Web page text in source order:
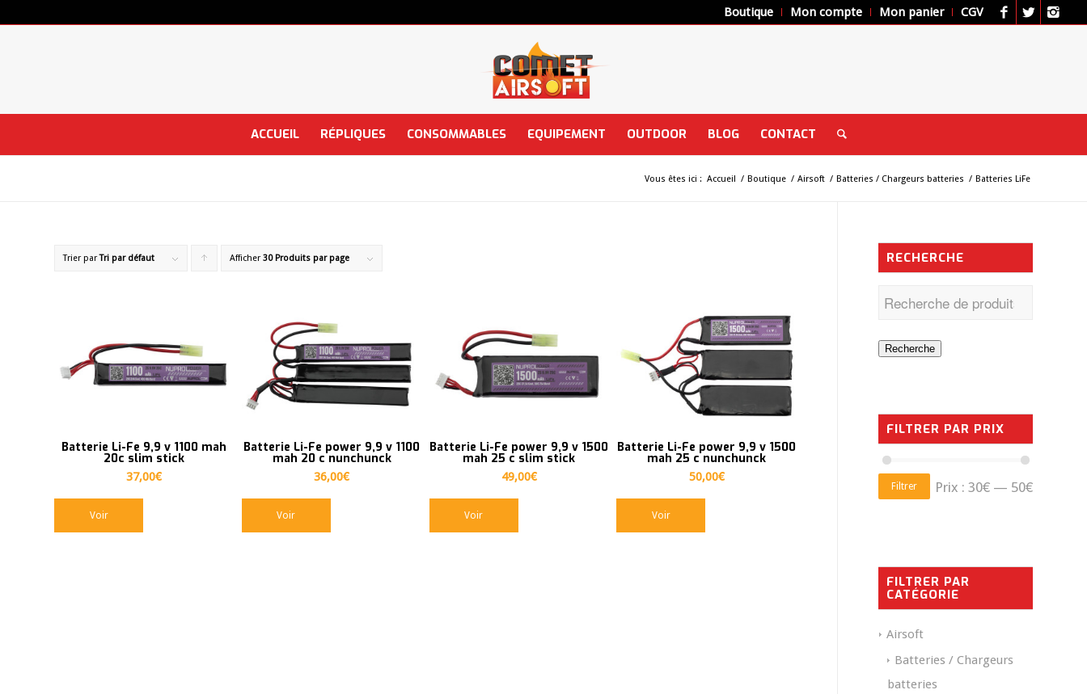
Boutique Mon compte Mon panier CGV
ACCUEIL RÉPLIQUES CONSOMMABLES EQUIPEMENT OUTDOOR BLOG CONTACT
Vous êtes ici : Accueil / Boutique / Airsoft / Batteries / Chargeurs batteries / Batteries LiFe
Trier parTri par défaut Cliquer
produits
en
Afficher30 Produits par page
Batterie Li-Fe 9,9 v 1100 mah
20c slim stick
37,00€
Voir
Batterie Li-Fe power 9,9 v 1100
mah 20 c nunchunck
36,00€
Voir
Batterie Li-Fe power 9,9 v 1500
mah 25 c slim stick
49,00€
Voir
Batterie Li-Fe power 9,9 v 1500
mah 25 c nunchunck
50,00€
Voir
RECHERCHE
Recherche
FILTRER PAR PRIX
Filtrer Prix : 30€ — 50€
FILTRER PAR
CATÉGORIE
Airsoft
Batteries / Chargeurs
batteries